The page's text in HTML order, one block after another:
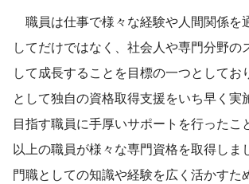
職員は仕事で様々な経験や人間関係を
してだけではなく、社会人や専門分野の
して成長することを目標の一つとしてお
として独自の資格取得支援をいち早く実
目指す職員に手厚いサポートを行ったこ
以上の職員が様々な専門資格を取得しま
門職としての知識や経験を広く活かすた